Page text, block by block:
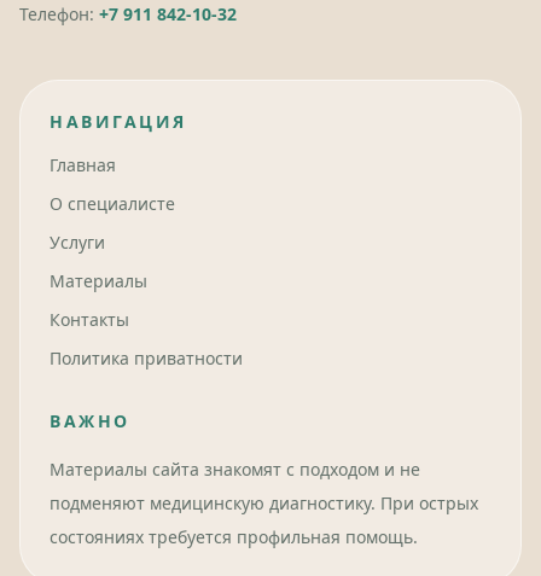
Телефон: +7 911 842-10-32
НАВИГАЦИЯ
Главная
О специалисте
Услуги
Материалы
Контакты
Политика приватности
ВАЖНО
Материалы сайта знакомят с подходом и не
подменяют медицинскую диагностику. При острых
состояниях требуется профильная помощь.